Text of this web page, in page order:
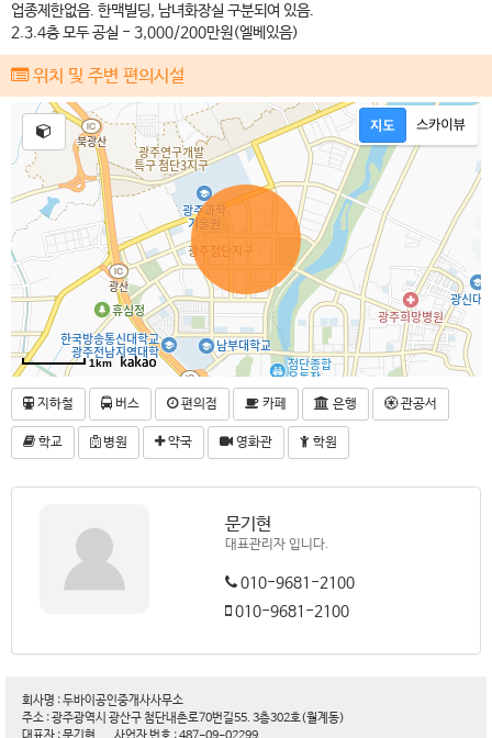
업종제한없음. 한맥빌딩, 남녀화장실 구분되여 있음.
2.3.4층 모두 공실 - 3,000/200만원(엘베있음)
위치 및 주변 편의시설
1km
지하철 버스 편의점 카페 은행 관공서
학교 병원 약국 영화관 학원
문기현
대표관리자 입니다.
010-9681-2100
010-9681-2100
회사명 : 두바이공인중개사사무소
주소 : 광주광역시 광산구 첨단내촌로70번길55. 3층302호(월계동)